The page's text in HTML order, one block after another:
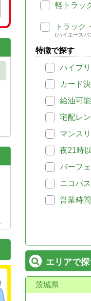
軽トラッ
トラック
(ハイエースバ
特徴で探す
ハイブ
カード
給油可能
宅配レ
マンス
夜21時
パーフ
ニコパ
営業時
エリアで
茨城県